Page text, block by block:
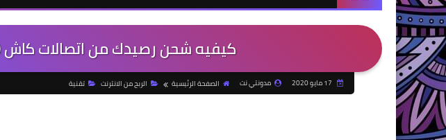
كيفيه شحن رصيدك من اتصالات كاش 2020
مدونتي نت الصفحة الرئيسية الربح من الانترنت تقنية